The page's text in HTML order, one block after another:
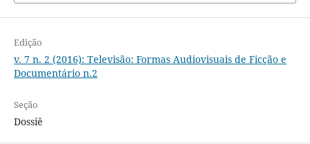
Edição
v. 7 n. 2 (2016): Televisão: Formas Audiovisuais de Ficção e
Documentário n.2
Seção
Dossiê